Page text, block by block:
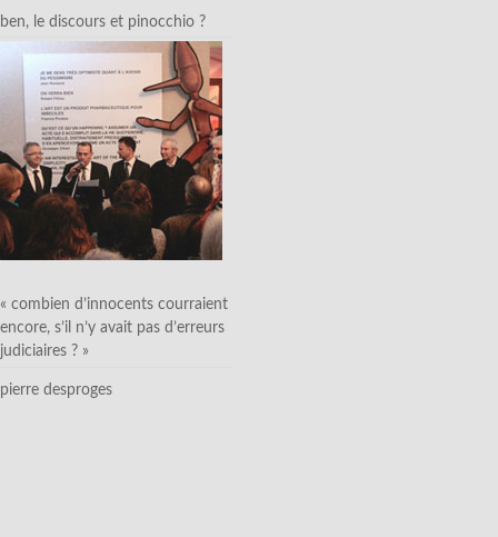
ben, le discours et pinocchio ?
« combien d’innocents courraient
encore, s’il n’y avait pas d’erreurs
judiciaires ? »
pierre desproges